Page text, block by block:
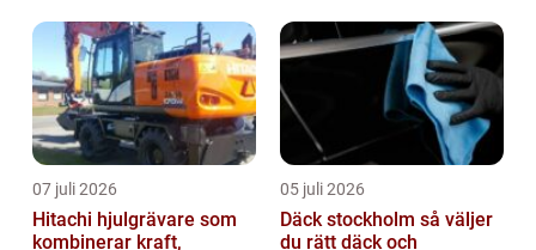
07 juli 2026
Hitachi hjulgrävare som
kombinerar kraft,
05 juli 2026
Däck stockholm så väljer
du rätt däck och